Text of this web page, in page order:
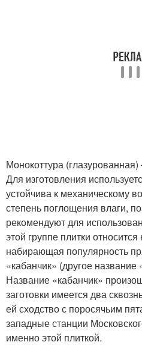
Монокоттура
Для изготовления
устойчива к механическому
степень поглощения влаги,
рекомендуют для
этой группе плитки
набирающая популярность
«кабанчик» (другое название
Название «кабанчик»
заготовки имеется два
ей сходство с поросячьим
западные станции
именно этой плиткой.